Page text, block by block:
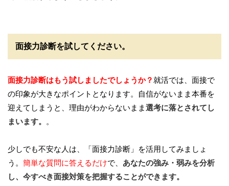
面接力診断を試してください。
面接力診断はもう試しましたでしょうか？就活では、面接で
の印象が大きなポイントとなります。自信がないまま本番を
迎えてしまうと、理由がわからないまま選考に落とされてし
まいます。 。
少しでも不安な人は、「面接力診断」を活用してみましょ
う。 簡単な質問に答えるだけで、 あなたの強み・弱みを分析
し、今すべき面接対策を把握することができます。